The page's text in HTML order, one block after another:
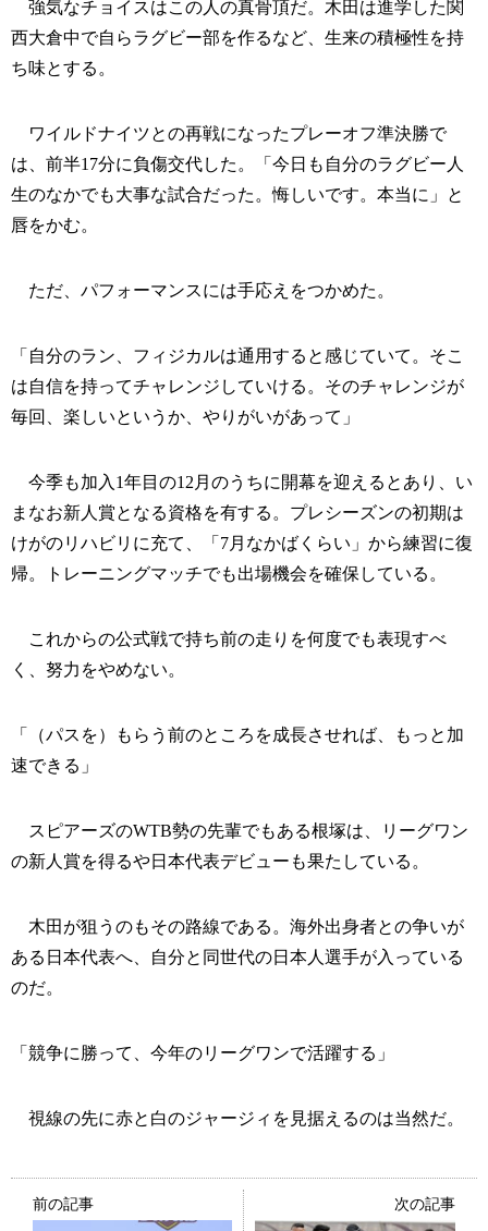
強気なチョイスはこの人の真骨頂だ。木田は進学した関
西大倉中で自らラグビー部を作るなど、生来の積極性を持
ち味とする。
ワイルドナイツとの再戦になったプレーオフ準決勝で
は、前半17分に負傷交代した。「今日も自分のラグビー人
生のなかでも大事な試合だった。悔しいです。本当に」と
唇をかむ。
ただ、パフォーマンスには手応えをつかめた。
「自分のラン、フィジカルは通用すると感じていて。そこ
は自信を持ってチャレンジしていける。そのチャレンジが
毎回、楽しいというか、やりがいがあって」
今季も加入1年目の12月のうちに開幕を迎えるとあり、い
まなお新人賞となる資格を有する。プレシーズンの初期は
けがのリハビリに充て、「7月なかばくらい」から練習に復
帰。トレーニングマッチでも出場機会を確保している。
これからの公式戦で持ち前の走りを何度でも表現すべ
く、努力をやめない。
「（パスを）もらう前のところを成長させれば、もっと加
速できる」
スピアーズのWTB勢の先輩でもある根塚は、リーグワン
の新人賞を得るや日本代表デビューも果たしている。
木田が狙うのもその路線である。海外出身者との争いが
ある日本代表へ、自分と同世代の日本人選手が入っている
のだ。
「競争に勝って、今年のリーグワンで活躍する」
視線の先に赤と白のジャージィを見据えるのは当然だ。
前の記事 次の記事